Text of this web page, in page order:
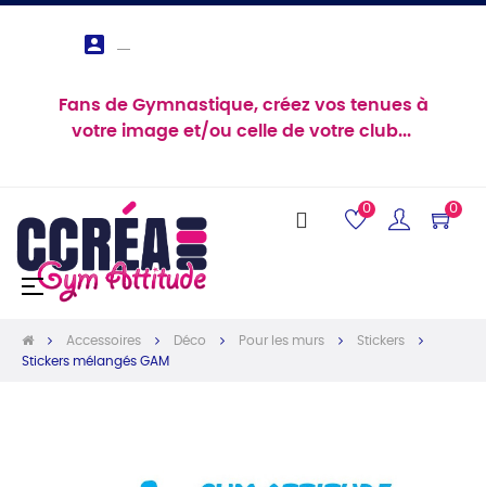

Fans de Gymnastique, créez vos tenues à
votre image et/ou celle de votre club...
0 0
Basculer
☰
Accessoires Déco Pour les murs
Stickers
Stickers mélangés GAM